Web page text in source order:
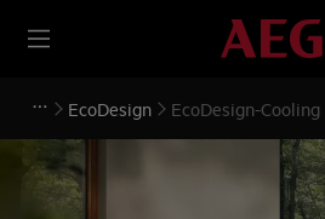
EcoDesign EcoDesign-Cooling